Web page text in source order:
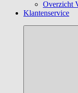
Overzicht
Klantenservice